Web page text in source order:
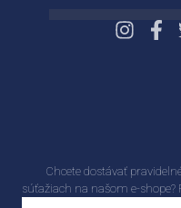
Chcete dostávať
súťažiach na našom e-shope?